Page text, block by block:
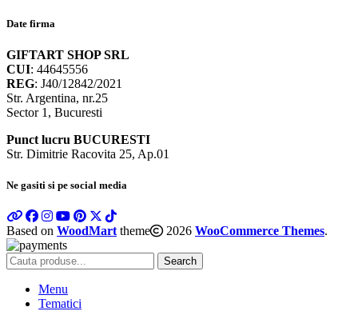
Date firma
GIFTART SHOP SRL
CUI: 44645556
REG: J40/12842/2021
Str. Argentina, nr.25
Sector 1, Bucuresti
Punct lucru BUCURESTI
Str. Dimitrie Racovita 25, Ap.01
Ne gasiti si pe social media
Based on WoodMart theme 2026 WooCommerce Themes.
Search
Menu
Tematici